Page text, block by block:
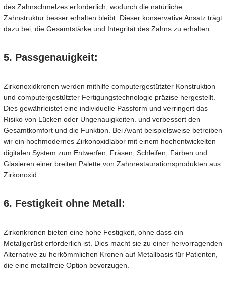
des Zahnschmelzes erforderlich, wodurch die natürliche
Zahnstruktur besser erhalten bleibt. Dieser konservative Ansatz trägt
dazu bei, die Gesamtstärke und Integrität des Zahns zu erhalten.
5. Passgenauigkeit:
Zirkonoxidkronen werden mithilfe computergestützter Konstruktion
und computergestützter Fertigungstechnologie präzise hergestellt.
Dies gewährleistet eine individuelle Passform und verringert das
Risiko von Lücken oder Ungenauigkeiten. und verbessert den
Gesamtkomfort und die Funktion. Bei Avant beispielsweise betreiben
wir ein hochmodernes Zirkonoxidlabor mit einem hochentwickelten
digitalen System zum Entwerfen, Fräsen, Schleifen, Färben und
Glasieren einer breiten Palette von Zahnrestaurationsprodukten aus
Zirkonoxid.
6. Festigkeit ohne Metall:
Zirkonkronen bieten eine hohe Festigkeit, ohne dass ein
Metallgerüst erforderlich ist. Dies macht sie zu einer hervorragenden
Alternative zu herkömmlichen Kronen auf Metallbasis für Patienten,
die eine metallfreie Option bevorzugen.